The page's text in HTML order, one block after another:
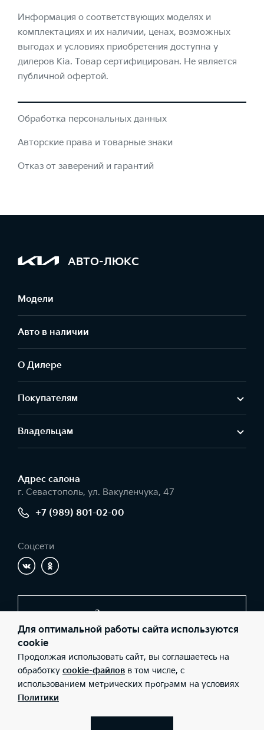
Информация о соответствующих моделях и
комплектациях и их наличии, ценах, возможных
выгодах и условиях приобретения доступна у
дилеров Kia. Товар сертифицирован. Не является
публичной офертой.
Обработка персональных данных
Авторские права и товарные знаки
Отказ от заверений и гарантий
АВТО-ЛЮКС
Модели
Авто в наличии
О Дилере
Покупателям
Владельцам
Адрес салонa
г. Севастополь, ул. Вакуленчука, 47
+7 (989) 801-02-00
Соцсети
Заказать звонок
© 2026 Юридические лица ООО «АВТО-ЛЮКС» (Фактический
адрес: г. Севастополь, ул. Вакуленчука, 47; Телефон: +7 (989)
801-02-00; ИНН: 9201000085; ОГРН: 1149200000180), ООО «Киа
Россия и СНГ» (Фактический адрес: г.Москва, Валовая 26;
Телефон: 8 800 301 08 80; ИНН: 7728674093; ОГРН:
5087746291760) ведут деятельность на территории РФ в
Для оптимальной работы сайта используются
cookie
Продолжая использовать сайт, вы соглашаетесь на
обработку cookie-файлов в том числе, с
использованием метрических программ на условиях
Политики